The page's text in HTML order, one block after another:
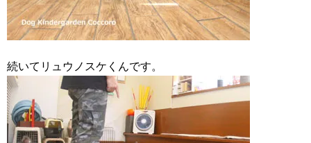
続いてリュウノスケくんです。